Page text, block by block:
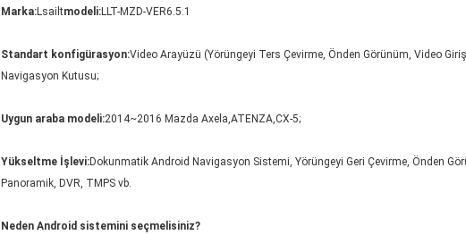
Marka:Lsailtmodeli:LLT-MZD-VER6.5.1
Standart konfigürasyon:Video Arayüzü (Yörüngeyi Ters Çevirme, Önden Görünüm, Video
Navigasyon Kutusu;
Uygun araba modeli:2014~2016 Mazda Axela,ATENZA,CX-5;
Yükseltme İşlevi:Dokunmatik Android Navigasyon Sistemi, Yörüngeyi Geri Çevirme, Önden
Panoramik, DVR, TMPS vb.
Neden Android sistemini seçmelisiniz?